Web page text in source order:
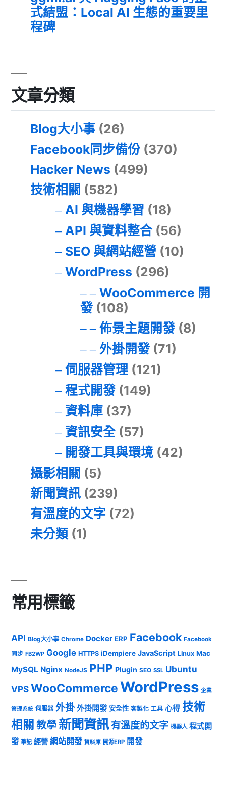
式結盟：Local AI 生態的重要里
程碑
文章分類
Blog大小事 (26)
Facebook同步備份 (370)
Hacker News (499)
技術相關 (582)
AI 與機器學習 (18)
API 與資料整合(56)
SEO 與網站經營 (10)
WordPress (296)
WooCommerce 開
發(108)
佈景主題開發(8)
外掛開發(71)
伺服器管理(121)
程式開發(149)
資料庫(37)
資訊安全(57)
開發工具與環境(42)
攝影相關 (5)
新聞資訊 (239)
有溫度的文字 (72)
未分類 (1)
常用標籤
API Blog大小事 Chrome Docker ERP Facebook Facebook
同步 FB2WP Google HTTPS iDempiere JavaScript Linux Mac
MySQL Nginx NodeJS PHP Plugin SEO SSL Ubuntu
VPSWooCommerceWordPress 企業
管理系統 伺服器 外掛 外掛開發 安全性 客製化 工具 心得 技術
相關 教學 新聞資訊有溫度的文字 機器人 程式開
發 筆記 經營 網站開發 資料庫 開源ERP 開發